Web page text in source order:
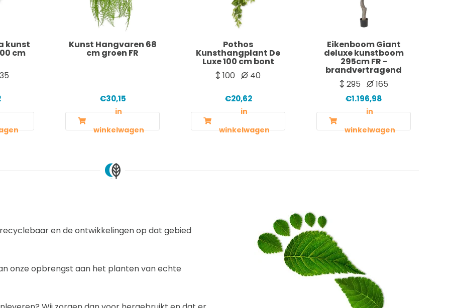
kunst
cm
Kunst Hangvaren 68
cm groen FR
€30,15
in
winkelwagen
Pothos
Kunsthangplant De
Luxe 100 cm bont
100
40
€20,62
in
winkelwagen
Eikenboom Giant
deluxe kunstboom
295cm FR -
brandvertragend
295
165
€1.196,98
in
winkelwagen
en de ontwikkelingen op dat gebied
onze opbrengst aan het planten van echte